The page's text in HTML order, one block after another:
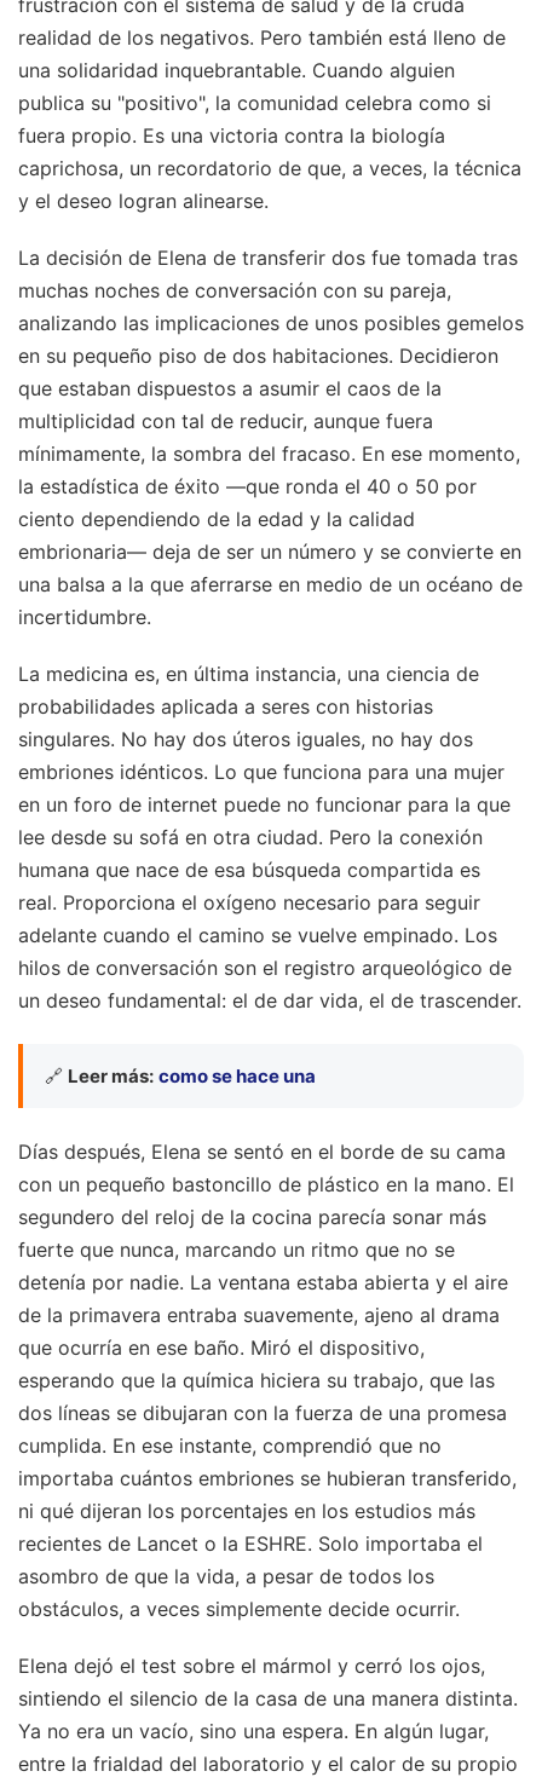
realidad de los negativos. Pero también está lleno de
una solidaridad inquebrantable. Cuando alguien
publica su "positivo", la comunidad celebra como si
fuera propio. Es una victoria contra la biología
caprichosa, un recordatorio de que, a veces, la técnica
y el deseo logran alinearse.
La decisión de Elena de transferir dos fue tomada tras
muchas noches de conversación con su pareja,
analizando las implicaciones de unos posibles gemelos
en su pequeño piso de dos habitaciones. Decidieron
que estaban dispuestos a asumir el caos de la
multiplicidad con tal de reducir, aunque fuera
mínimamente, la sombra del fracaso. En ese momento,
la estadística de éxito —que ronda el 40 o 50 por
ciento dependiendo de la edad y la calidad
embrionaria— deja de ser un número y se convierte en
una balsa a la que aferrarse en medio de un océano de
incertidumbre.
La medicina es, en última instancia, una ciencia de
probabilidades aplicada a seres con historias
singulares. No hay dos úteros iguales, no hay dos
embriones idénticos. Lo que funciona para una mujer
en un foro de internet puede no funcionar para la que
lee desde su sofá en otra ciudad. Pero la conexión
humana que nace de esa búsqueda compartida es
real. Proporciona el oxígeno necesario para seguir
adelante cuando el camino se vuelve empinado. Los
hilos de conversación son el registro arqueológico de
un deseo fundamental: el de dar vida, el de trascender.
🔗 Leer más: como se hace una
Días después, Elena se sentó en el borde de su cama
con un pequeño bastoncillo de plástico en la mano. El
segundero del reloj de la cocina parecía sonar más
fuerte que nunca, marcando un ritmo que no se
detenía por nadie. La ventana estaba abierta y el aire
de la primavera entraba suavemente, ajeno al drama
que ocurría en ese baño. Miró el dispositivo,
esperando que la química hiciera su trabajo, que las
dos líneas se dibujaran con la fuerza de una promesa
cumplida. En ese instante, comprendió que no
importaba cuántos embriones se hubieran transferido,
ni qué dijeran los porcentajes en los estudios más
recientes de Lancet o la ESHRE. Solo importaba el
asombro de que la vida, a pesar de todos los
obstáculos, a veces simplemente decide ocurrir.
Elena dejó el test sobre el mármol y cerró los ojos,
sintiendo el silencio de la casa de una manera distinta.
Ya no era un vacío, sino una espera. En algún lugar,
entre la frialdad del laboratorio y el calor de su propio